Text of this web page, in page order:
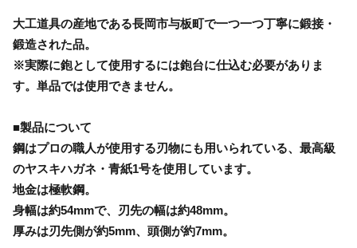
大工道具の産地である長岡市与板町で一つ一つ丁寧に鍛接・
鍛造された品。
※実際に鉋として使用するには鉋台に仕込む必要がありま
す。単品では使用できません。
■製品について
鋼はプロの職人が使用する刃物にも用いられている、最高級
のヤスキハガネ・青紙1号を使用しています。
地金は極軟鋼。
身幅は約54mmで、刃先の幅は約48mm。
厚みは刃先側が約5mm、頭側が約7mm。